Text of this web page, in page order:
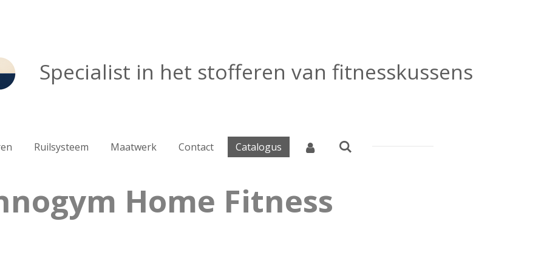
Specialist in het stofferen van fitnesskussens
Ruilsysteem Maatwerk Contact Catalogus
Home Fitness